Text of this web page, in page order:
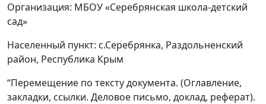
Организация: МБОУ «Серебрянская школа-детский
сад»
Населенный пункт: с.Серебрянка, Раздольненский
район, Республика Крым
“Перемещение по тексту документа. (Оглавление,
закладки, ссылки. Деловое письмо, доклад, реферат).